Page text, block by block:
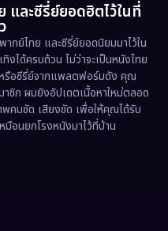
(375)
(338)
(9)
(57)
และซีรี่ย์ยอดฮิตไว้ในที่
ากย์ไทย และซีรี่ย์ยอดนิยมมาไว้ใน
งได้ครบถ้วน ไม่ว่าจะเป็นหนังไทย
รือซีรี่ย์จากแพลตฟอร์มดัง คุณ
ชิก ผมยังอัปเดตเนื้อหาใหม่ตลอด
คมชัด เสียงชัด เพื่อให้คุณได้รับ
อนยกโรงหนังมาไว้ที่บ้าน